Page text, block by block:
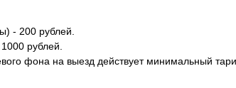
- 200 рублей.
рублей.
фона на выезд действует минимальный